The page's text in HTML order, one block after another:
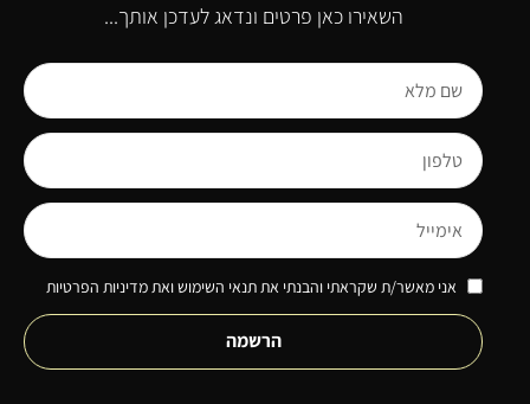
השאירו כאן פרטים ונדאג לעדכן אותך...
אני מאשר/ת שקראתי והבנתי את תנאי השימוש ואת מדיניות הפרטיות
הרשמה